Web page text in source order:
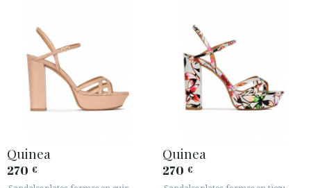
Quinea
270 €
Quinea
270 €